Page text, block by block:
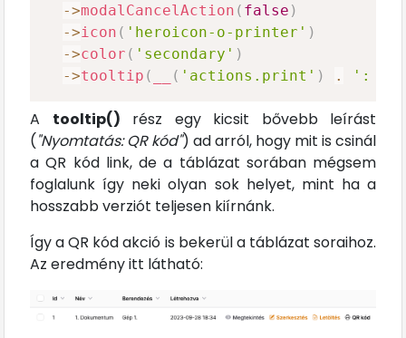
->modalCancelAction ( false )
->icon ( 'heroicon-o-printer' )
->color ( 'secondary' )
->tooltip ( ( 'actions.print' ) . ': '
A tooltip() rész egy kicsit bővebb leírást
("Nyomtatás: QR kód") ad arról, hogy mit is csinál
a QR kód link, de a táblázat sorában mégsem
foglalunk így neki olyan sok helyet, mint ha a
hosszabb verziót teljesen kiírnánk.
Így a QR kód akció is bekerül a táblázat soraihoz.
Az eredmény itt látható: